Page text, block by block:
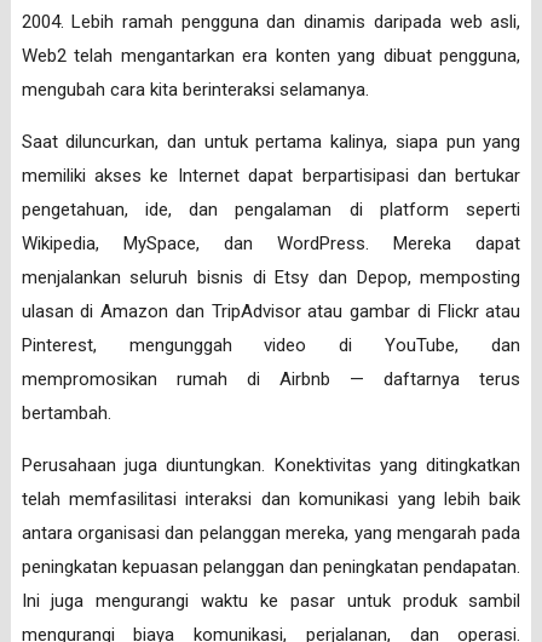
2004. Lebih ramah pengguna dan dinamis daripada web asli,
Web2 telah mengantarkan era konten yang dibuat pengguna,
mengubah cara kita berinteraksi selamanya.
Saat diluncurkan, dan untuk pertama kalinya, siapa pun yang
memiliki akses ke Internet dapat berpartisipasi dan bertukar
pengetahuan, ide, dan pengalaman di platform seperti
Wikipedia, MySpace, dan WordPress. Mereka dapat
menjalankan seluruh bisnis di Etsy dan Depop, memposting
ulasan di Amazon dan TripAdvisor atau gambar di Flickr atau
Pinterest, mengunggah video di YouTube, dan
mempromosikan rumah di Airbnb — daftarnya terus
bertambah.
Perusahaan juga diuntungkan. Konektivitas yang ditingkatkan
telah memfasilitasi interaksi dan komunikasi yang lebih baik
antara organisasi dan pelanggan mereka, yang mengarah pada
peningkatan kepuasan pelanggan dan peningkatan pendapatan.
Ini juga mengurangi waktu ke pasar untuk produk sambil
mengurangi biaya komunikasi, perjalanan, dan operasi.